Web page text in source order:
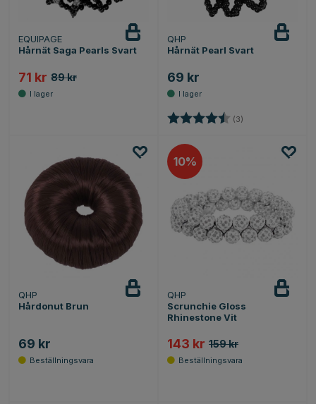
EQUIPAGE
Hårnät Saga Pearls Svart
71 kr 89 kr
QHP
Hårnät Pearl Svart
69 kr
Betyg: (3)
QHP
Hårdonut Brun
69 kr
10
QHP
Scrunchie Gloss
Rhinestone Vit
143 kr 159 kr